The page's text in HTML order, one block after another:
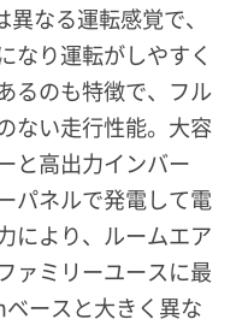
なる運転感覚で、
なり運転がしやすく
るのも特徴で、フル
ない走行性能。大容
と高出力インバー
パネルで発電して電
により、ルームエア
ァミリーユースに最
ースと大きく異な